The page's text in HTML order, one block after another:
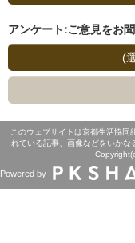
アンケート:ご意見をお
(
このウェブサイトは京都生活協同
れている記事、画像などをいかな
Powered by